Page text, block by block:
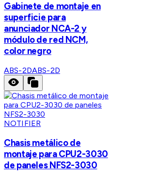
Gabinete de montaje en
superficie para
anunciador NCA-2 y
módulo de red NCM,
color negro
ABS-2DABS-2D
NOTIFIER
Chasis metálico de
montaje para CPU2-3030
de paneles NFS2-3030